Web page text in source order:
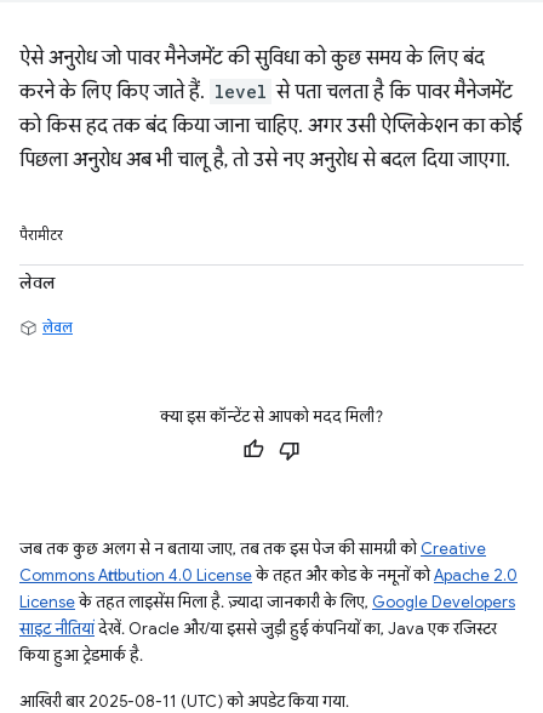
ऐसे अनुरोध जो पावर मैनेजमेंट की सुविधा को कुछ समय के लिए बंद
करने के लिए किए जाते हैं. level से पता चलता है कि पावर मैनेजमेंट
को किस हद तक बंद किया जाना चाहिए. अगर उसी ऐप्लिकेशन का कोई
पिछला अनुरोध अब भी चालू है, तो उसे नए अनुरोध से बदल दिया जाएगा.
पैरामीटर
लेवल
लेवल
क्या इस कॉन्टेंट से आपको मदद मिली?
जब तक कुछ अलग से न बताया जाए, तब तक इस पेज की सामग्री कोCreative
Commons Attribution 4.0 Licenseके तहत और कोड के नमूनों कोApache 2.0
Licenseके तहत लाइसेंस मिला है. ज़्यादा जानकारी के लिए, Google Developers
साइट नीतियांदेखें. Oracle और/या इससे जुड़ी हुई कंपनियों का, Java एक रजिस्टर
किया हुआ ट्रेडमार्क है.
आखिरी बार 2025-08-11 (UTC) को अपडेट किया गया.